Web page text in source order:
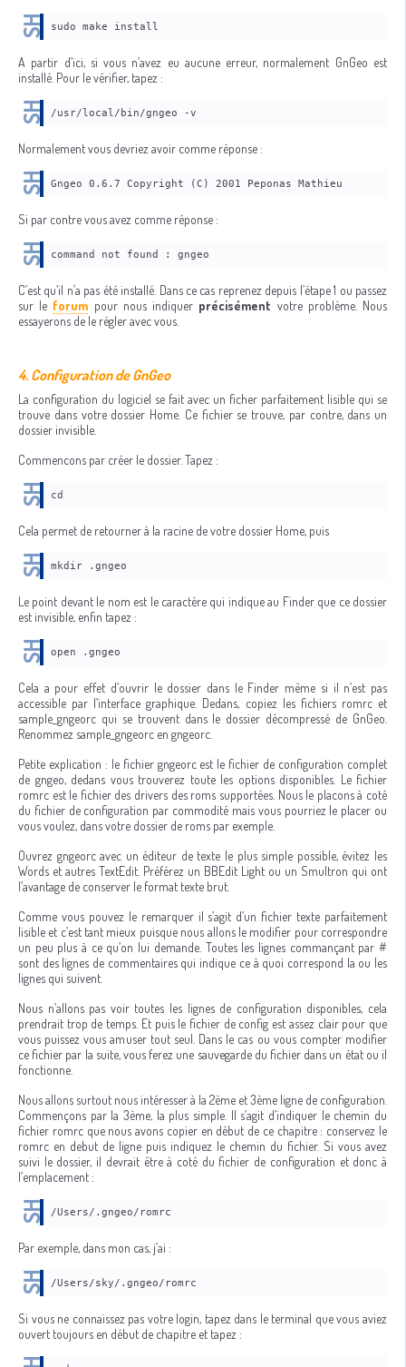
sudo make install
A partir d’ici, si vous n’avez eu aucune erreur, normalement GnGeo est
installé. Pour le vérifier, tapez :
/usr/local/bin/gngeo -v
Normalement vous devriez avoir comme réponse :
Gngeo 0.6.7 Copyright (C) 2001 Peponas Mathieu
Si par contre vous avez comme réponse :
command not found : gngeo
C’est qu’il n’a pas été installé. Dans ce cas reprenez depuis l’étape 1 ou passez
sur le forum pour nous indiquer précisément votre problème. Nous
essayerons de le régler avec vous.
4. Configuration de GnGeo
La configuration du logiciel se fait avec un ficher parfaitement lisible qui se
trouve dans votre dossier Home. Ce fichier se trouve, par contre, dans un
dossier invisible.
Commencons par créer le dossier. Tapez :
cd
Cela permet de retourner à la racine de votre dossier Home, puis
mkdir .gngeo
Le point devant le nom est le caractère qui indique au Finder que ce dossier
est invisible, enfin tapez :
open .gngeo
Cela a pour effet d’ouvrir le dossier dans le Finder même si il n’est pas
accessible par l’interface graphique. Dedans, copiez les fichiers romrc et
sample_gngeorc qui se trouvent dans le dossier décompressé de GnGeo.
Renommez sample_gngeorc en gngeorc.
Petite explication : le fichier gngeorc est le fichier de configuration complet
de gngeo, dedans vous trouverez toute les options disponibles. Le fichier
romrc est le fichier des drivers des roms supportées. Nous le placons à coté
du fichier de configuration par commodité mais vous pourriez le placer ou
vous voulez, dans votre dossier de roms par exemple.
Ouvrez gngeorc avec un éditeur de texte le plus simple possible, évitez les
Words et autres TextEdit. Préférez un BBEdit Light ou un Smultron qui ont
l’avantage de conserver le format texte brut.
Comme vous pouvez le remarquer il s’agit d’un fichier texte parfaitement
lisible et c’est tant mieux puisque nous allons le modifier pour correspondre
un peu plus à ce qu’on lui demande. Toutes les lignes commançant par #
sont des lignes de commentaires qui indique ce à quoi correspond la ou les
lignes qui suivent.
Nous n’allons pas voir toutes les lignes de configuration disponibles, cela
prendrait trop de temps. Et puis le fichier de config est assez clair pour que
vous puissez vous amuser tout seul. Dans le cas ou vous compter modifier
ce fichier par la suite, vous ferez une sauvegarde du fichier dans un état ou il
fonctionne.
Nous allons surtout nous intéresser à la 2ème et 3ème ligne de configuration.
Commençons par la 3ème, la plus simple. Il s’agit d’indiquer le chemin du
fichier romrc que nous avons copier en début de ce chapitre : conservez le
romrc en debut de ligne puis indiquez le chemin du fichier. Si vous avez
suivi le dossier, il devrait être à coté du fichier de configuration et donc à
l’emplacement :
/Users/.gngeo/romrc
Par exemple, dans mon cas, j’ai :
/Users/sky/.gngeo/romrc
Si vous ne connaissez pas votre login, tapez dans le terminal que vous aviez
ouvert toujours en début de chapitre et tapez :